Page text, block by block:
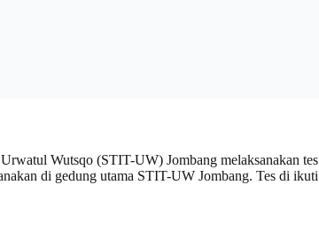
Wutsqo (STIT-UW) Jombang melaksanakan tes
di gedung utama STIT-UW Jombang. Tes di ikuti